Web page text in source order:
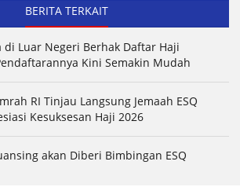
BERITA TERKAIT
di Luar Negeri Berhak Daftar Haji
Kini Semakin Mudah
RI Tinjau Langsung Jemaah ESQ
Kesuksesan Haji 2026
akan Diberi Bimbingan ESQ